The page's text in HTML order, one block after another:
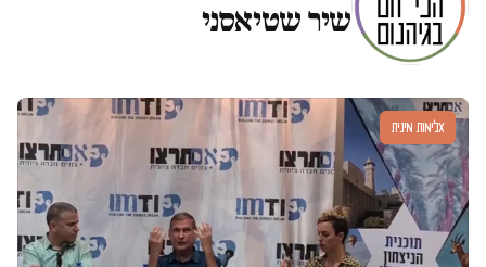
שיר שטיאסני
אלימות מינית